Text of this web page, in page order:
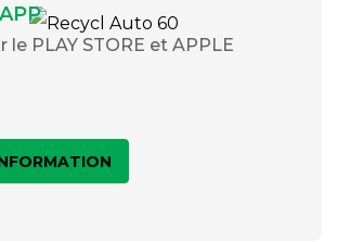
le PLAY STORE et APPLE